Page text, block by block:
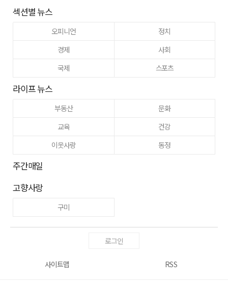
섹션별 뉴스
오피니언
정치
경제
사회
국제
스포츠
라이프 뉴스
부동산
문화
교육
건강
이웃사랑
동정
주간매일
고향사랑
구미
로그인
사이트맵 RSS